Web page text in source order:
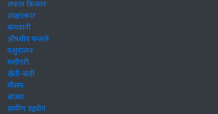
सफल किसान
साक्षात्कार
बागवानी
औषधीय फसलें
पशुपालन
मशीनरी
खेती-बाड़ी
मौसम
बाजार
ग्रामीण उद्द्योग